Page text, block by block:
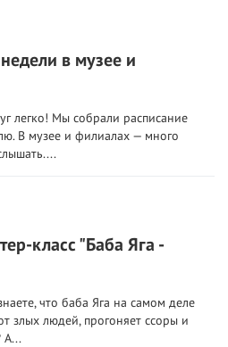
в музее и
легко! Мы собрали расписание
В музее и филиалах — много
класс "Баба Яга -
что баба Яга на самом деле
злых людей, прогоняет ссоры и
А...